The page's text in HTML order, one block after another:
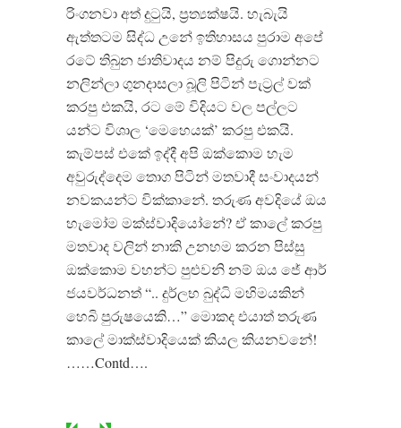
රිංගනවා අත් දුටුයි, ප්‍රත්‍යක්ෂයි. හැබැයි
ඇත්තටම සිද්ධ උනේ ඉතිහාසය පුරාම අපේ
රටේ තිබුන ජාතිවාදය නම් පිදුරු ගොන්නට
නලින්ලා ගුනදාසලා බූලි පිටින් පැට්‍රල් වක්
කරපු එකයි, රට මේ විදියට වල පල්ලට
යන්ට විශාල ‘මෙහෙයක්’ කරපු එකයි.
කැම්පස් එකේ ඉද්දී අපි ඔක්කොම හැම
අවුරුද්දෙම තොග පිටින් මතවාදී සංවාදයන්
නවකයන්ට වික්කානේ. තරුණ අවදියේ ඔය
හැමෝම මක්ස්වාදියෝනේ? ඒ කාලේ කරපු
මතවාද වලින් නාකි උනහම කරන පිස්සු
ඔක්කොම වහන්ට පුළුවනි නම් ඔය ජේ ආර්
ජයවර්ධනත් “.. දුර්ලභ බුද්ධි මහිමයකින්
හෙබි පුරුෂයෙකි…” මොකද එයාත් තරුණ
කාලේ මාක්ස්වාදියෙක් කියල කියනවනේ!
……Contd….